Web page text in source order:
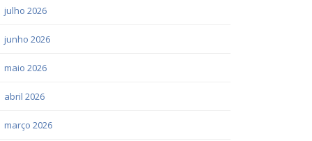
julho 2026
junho 2026
maio 2026
abril 2026
março 2026